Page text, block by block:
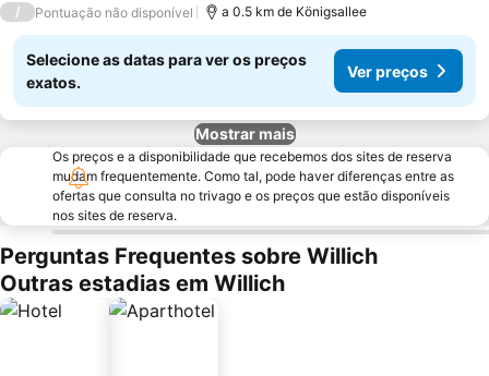
/ Pontuação não disponível a 0.5 km de Königsallee
Selecione as datas para ver os preços
exatos.
Ver preços
Mostrar mais
Os preços e a disponibilidade que recebemos dos sites de reserva
mudam frequentemente. Como tal, pode haver diferenças entre as
ofertas que consulta no trivago e os preços que estão disponíveis
nos sites de reserva.
Perguntas Frequentes sobre Willich
Outras estadias em Willich